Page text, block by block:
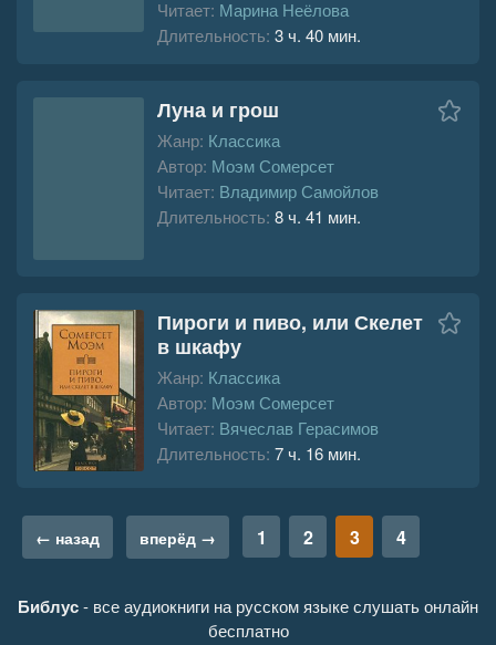
Читает: Марина Неёлова
Длительность: 3 ч. 40 мин.
Луна и грош
Жанр: Классика
Автор: Моэм Сомерсет
Читает: Владимир Самойлов
Длительность: 8 ч. 41 мин.
Пироги и пиво, или Скелет
в шкафу
Жанр: Классика
Автор: Моэм Сомерсет
Читает: Вячеслав Герасимов
Длительность: 7 ч. 16 мин.
← назад вперёд → 1 2 3 4
Библус- все аудиокниги на русском языке слушать онлайн
бесплатно